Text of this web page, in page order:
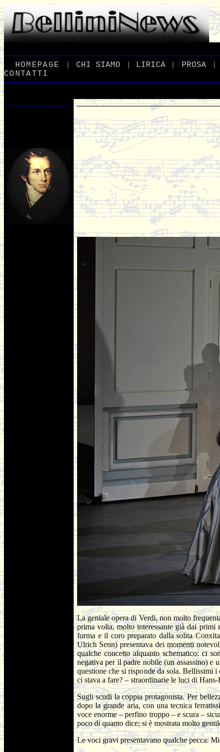
HOMEPAGE | CHI _SIAMO | LIRICA | PROSA_ |
CONTATTI
La geniale opera di Verdi, non molto
prima volta, molto interessante già dai
forma e il coro preparato dalla solita
Ulrich Senn) presentava dei momenti
qualche concetto alquanto schematico: ci
negativa per il padre nobile (un assassino) e
questione che si risponde da sola. Bellissimi
ci stava a fare? – straordinarie le luci di
Sugli scudi la coppia protagonista. Per
dopo la grande aria, con una tecnica
voce enorme – perfino troppo – e scura –
poco di quanto dice; si è mostrata molto
Le voci gravi presentavano qualche pecca: